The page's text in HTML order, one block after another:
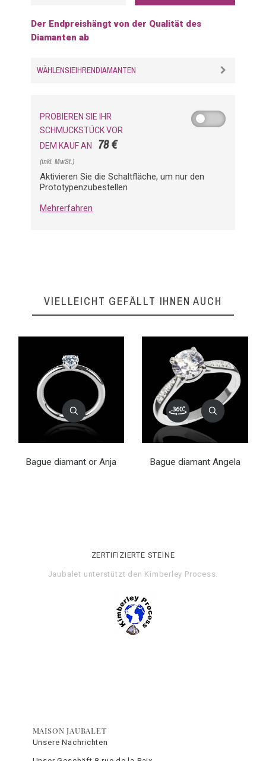
Der Endpreishängt von der Qualität des
Diamanten ab
WÄHLENSIEIHRENDIAMANTEN
PROBIEREN SIE IHR
SCHMUCKSTÜCK VOR
DEM KAUF AN
78 €
(inkl. MwSt.)
Aktivieren Sie die Schaltfläche, um nur den
Prototypenzubestellen
Mehrerfahren
VIELLEICHT GEFÄLLT IHNEN AUCH
Bague diamant or Anja Bague diamant Angela
ZERTIFIZIERTE STEINE
Jaubalet unterstützt den Kimberley Process
MAISON JAUBALET
Unsere Nachrichten